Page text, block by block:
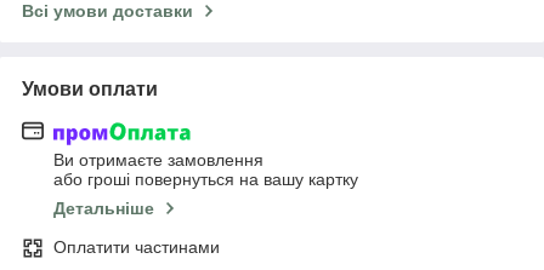
Всі умови доставки
Умови оплати
Ви отримаєте замовлення
або гроші повернуться на вашу картку
Детальніше
Оплатити частинами